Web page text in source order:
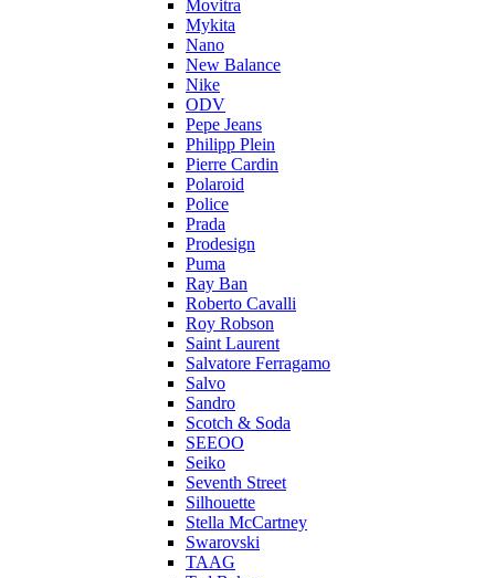
Movitra
Mykita
Nano
New Balance
Nike
ODV
Pepe Jeans
Philipp Plein
Pierre Cardin
Polaroid
Police
Prada
Prodesign
Puma
Ray Ban
Roberto Cavalli
Roy Robson
Saint Laurent
Salvatore Ferragamo
Salvo
Sandro
Scotch & Soda
SEEOO
Seiko
Seventh Street
Silhouette
Stella McCartney
Swarovski
TAAG